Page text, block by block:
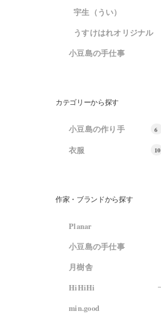
宇生（うい）
うすけはれオリジナル
小豆島の手仕事
カテゴリーから探す
小豆島の作り手 6
衣服 10
作家・ブランドから探す
Planar
小豆島の手仕事
月樹舎
HiHiHi
min.good